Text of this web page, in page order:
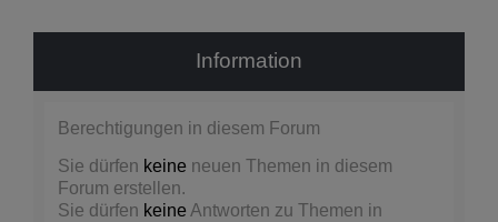
Information
Berechtigungen in diesem Forum
Sie dürfen keine neuen Themen in diesem
Forum erstellen.
Sie dürfen keine Antworten zu Themen in